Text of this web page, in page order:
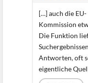
[…] auch die EU-
Kommission
Die Funktion
Antworten, oft
eigentliche